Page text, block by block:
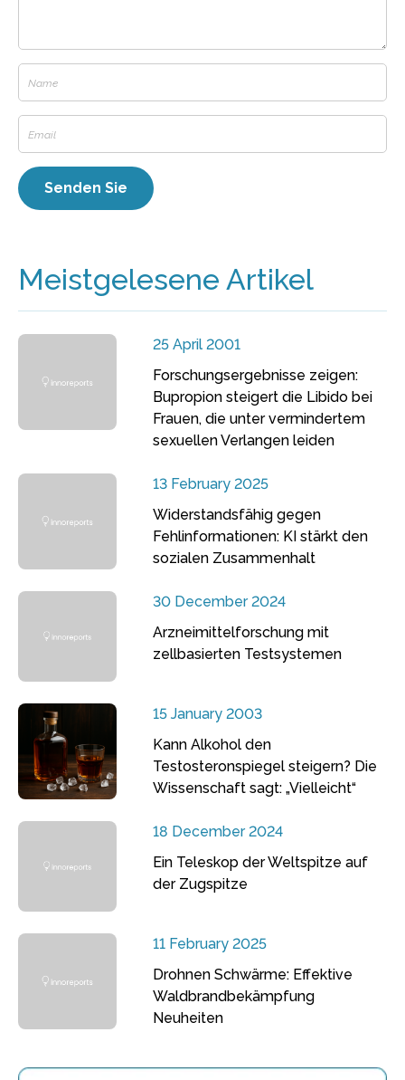
Meistgelesene Artikel
25 April 2001
Forschungsergebnisse zeigen:
Bupropion steigert die Libido bei
Frauen, die unter vermindertem
sexuellen Verlangen leiden
13 February 2025
Widerstandsfähig gegen
Fehlinformationen: KI stärkt den
sozialen Zusammenhalt
30 December 2024
Arzneimittelforschung mit
zellbasierten Testsystemen
15 January 2003
Kann Alkohol den
Testosteronspiegel steigern? Die
Wissenschaft sagt: „Vielleicht“
18 December 2024
Ein Teleskop der Weltspitze auf
der Zugspitze
11 February 2025
Drohnen Schwärme: Effektive
Waldbrandbekämpfung
Neuheiten